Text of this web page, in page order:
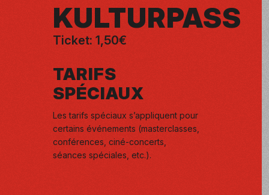
KULTURPASS
Ticket: 1,50€
TARIFS
SPÉCIAUX
Les tarifs spéciaux s’appliquent pour
certains événements (masterclasses,
conférences, ciné-concerts,
séances spéciales, etc.).